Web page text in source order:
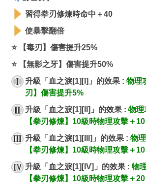
習得拳刃修煉時命中＋40
使暴擊翻倍
⭐ 【毒刃】傷害提升25%
⭐ 【無影之牙】傷害提升50%
升級「血之淚[1][I]」的效果 : 物理
刃】傷害提升5%
升級「血之淚[1][II]」的效果 : 物理
【拳刃修煉】10級時物理攻擊＋10
升級「血之淚[1][III]」的效果 : 物
【拳刃修煉】10級時物理攻擊＋10
升級「血之淚[1][IV]」的效果 : 物
【拳刃修煉】10級時物理攻擊＋20